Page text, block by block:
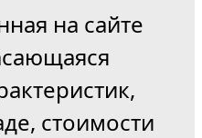
на сайте
стоимости